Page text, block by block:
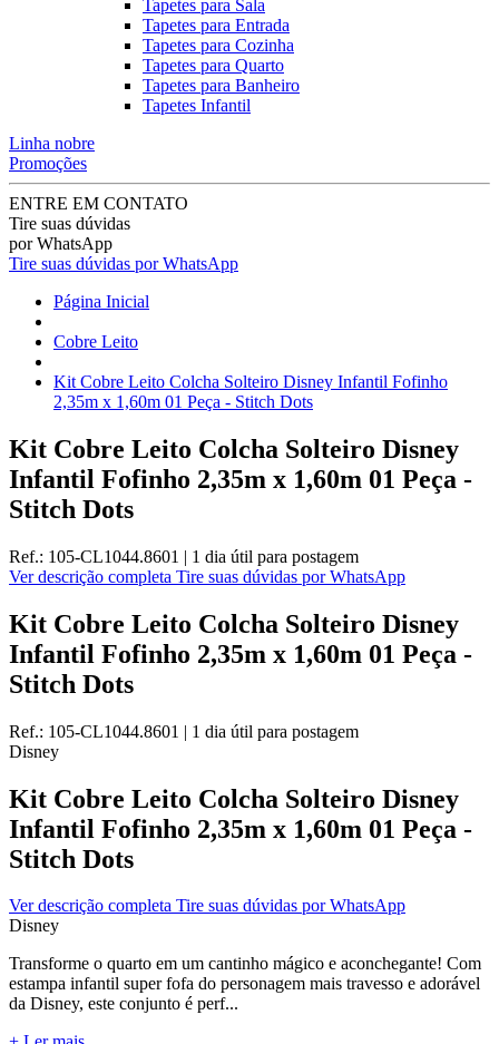
Tapetes para Sala
Tapetes para Entrada
Tapetes para Cozinha
Tapetes para Quarto
Tapetes para Banheiro
Tapetes Infantil
Linha nobre
Promoções
ENTRE EM CONTATO
Tire suas dúvidas
por WhatsApp
Tire suas dúvidas por WhatsApp
Página Inicial
Cobre Leito
Kit Cobre Leito Colcha Solteiro Disney Infantil Fofinho
2,35m x 1,60m 01 Peça - Stitch Dots
Kit Cobre Leito Colcha Solteiro Disney
Infantil Fofinho 2,35m x 1,60m 01 Peça -
Stitch Dots
Ref.: 105-CL1044.8601 | 1 dia útil para postagem
Ver descrição completa Tire suas dúvidas por WhatsApp
Kit Cobre Leito Colcha Solteiro Disney
Infantil Fofinho 2,35m x 1,60m 01 Peça -
Stitch Dots
Ref.: 105-CL1044.8601 | 1 dia útil para postagem
Disney
Kit Cobre Leito Colcha Solteiro Disney
Infantil Fofinho 2,35m x 1,60m 01 Peça -
Stitch Dots
Ver descrição completa Tire suas dúvidas por WhatsApp
Disney
Transforme o quarto em um cantinho mágico e aconchegante! Com
estampa infantil super fofa do personagem mais travesso e adorável
da Disney, este conjunto é perf...